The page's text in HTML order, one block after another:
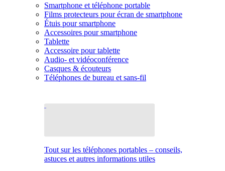
Smartphone et téléphone portable
Films protecteurs pour écran de smartphone
Étuis pour smartphone
Accessoires pour smartphone
Tablette
Accessoire pour tablette
Audio- et vidéoconférence
Casques & écouteurs
Téléphones de bureau et sans-fil
Tout sur les téléphones portables – conseils,
astuces et autres informations utiles